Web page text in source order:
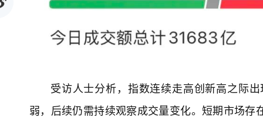
受访人士分析，指数连续走高创新高之际
弱，后续仍需持续观察成交量变化。短期市场